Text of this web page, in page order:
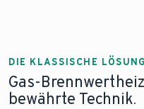
DIE KLASSISCHE
Gas-
bewährte Technik.